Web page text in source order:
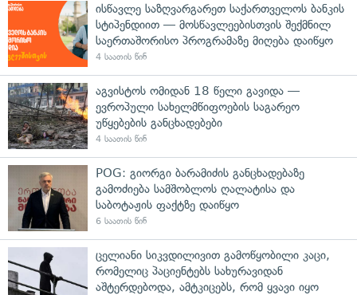
ისწავლე საზღვარგარეთ საქართველოს ბანკის
სტიპენდიით — მოსწავლეებისთვის შექმნილ
საერთაშორისო პროგრამაზე მიღება დაიწყო
4 საათის წინ
აგვისტოს ომიდან 18 წელი გავიდა —
ევროპული სახელმწიფოების საგარეო
უწყებების განცხადებები
4 საათის წინ
POG: გიორგი ბარამიძის განცხადებაზე
გამოძიება სამშობლოს ღალატისა და
საბოტაჟის ფაქტზე დაიწყო
6 საათის წინ
ცელიანი სიკვდილივით გამოწყობილი კაცი,
რომელიც პაციენტებს სახურავიდან
აშტერდებოდა, ამტკიცებს, რომ ყვავი იყო